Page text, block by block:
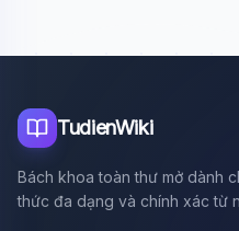
TudienWiki
Bách khoa toàn thư mở dành
thức đa dạng và chính xác từ
Tôi là trợ lý AI
🪐 Sao Mộc là gì?
🔬 Albert Einstein